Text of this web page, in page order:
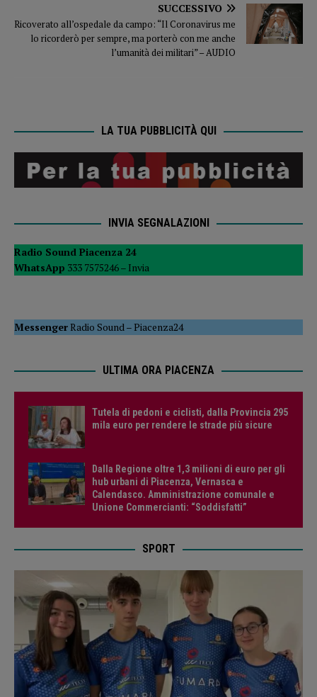
SUCCESSIVO
Ricoverato all’ospedale da campo: “Il Coronavirus me
lo ricorderò per sempre, ma porterò con me anche
l’umanità dei militari” – AUDIO
LA TUA PUBBLICITÀ QUI
INVIA SEGNALAZIONI
Radio Sound Piacenza 24
WhatsApp 333 7575246 – Invia
MessengerRadio Sound–Piacenza24
ULTIMA ORA PIACENZA
Tutela di pedoni e ciclisti, dalla Provincia 295
mila euro per rendere le strade più sicure
Dalla Regione oltre 1,3 milioni di euro per gli
hub urbani di Piacenza, Vernasca e
Calendasco. Amministrazione comunale e
Unione Commercianti: “Soddisfatti”
SPORT